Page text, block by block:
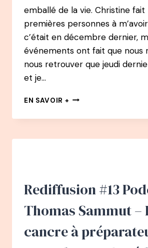
emballé de la vie. Christine
premières personnes à
c’était en décembre dernier,
événements ont fait que nous
nous retrouver que jeudi
et je…
EN SAVOIR + REDIFFUSION
PODCAST
CHRISTINE
VOIX
LA
FLORAISON
DE
Rediffusion #13
Thomas Sammut –
cancre à